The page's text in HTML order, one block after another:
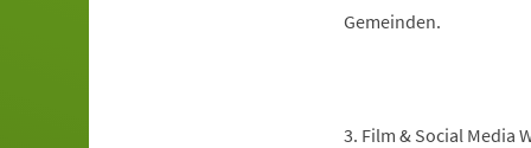
Gemeinden.
3. Film & Social Media